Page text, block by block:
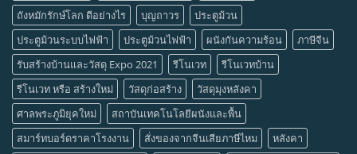
ถังหมักรักษ์โลก ดีอย่างไร
บุญถาวร
ประตูม้วน
ประตูม้วนระบบไฟฟ้า
ประตูม้วนไฟฟ้า ผนังกันความร้อน
ภาษีจีน
รับสร้างบ้านและวัสดุ Expo 2021
รีโนเวท
รีโนเวทบ้าน
รีโนเวท หรือ สร้างใหม่
วัสดุก่อสร้าง
วัสดุมุงหลังคา
ศาลพระภูมิยุคใหม่
สถาบันเทคโนโลยีผนังและพื้น
สมาร์ทบอร์ดราคาโรงงาน
สั่งของจากจีนเสียภาษีไหม
หลังคา